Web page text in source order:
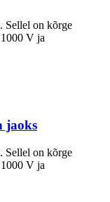
Sellel on kõrge
V ja
jaoks
Sellel on kõrge
V ja